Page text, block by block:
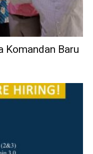
Komandan Baru